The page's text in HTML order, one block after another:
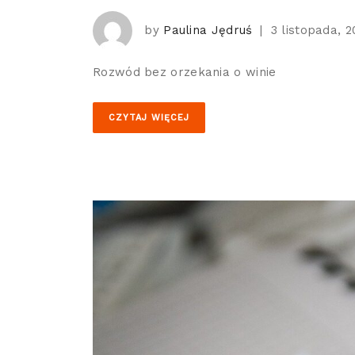
by Paulina Jędruś | 3 listopada,
Rozwód bez orzekania o winie
CZYTAJ WIĘCEJ